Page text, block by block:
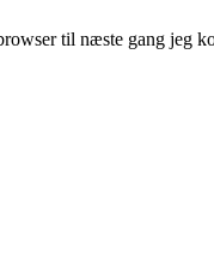
til næste gang jeg